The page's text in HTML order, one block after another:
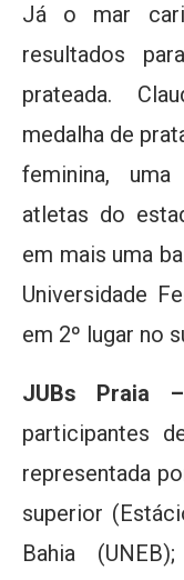
Já o mar
resultados
prateada.
medalha de
feminina,
atletas do
em mais uma
Universidade
em 2º lugar no
JUBs Praia –
participantes
representada
superior
Bahia